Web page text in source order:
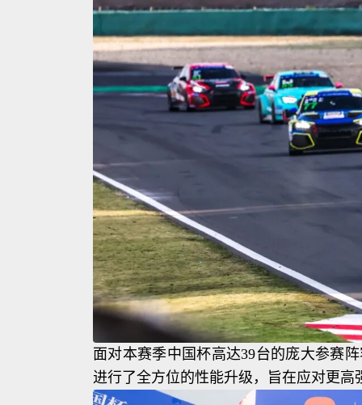
面对本赛季中国杯高达39台的庞大参赛
进行了全方位的性能升级，旨在应对更高